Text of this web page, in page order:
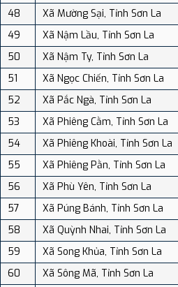
48
Xã Mường Sại, Tỉnh Sơn La
49
Xã Nậm Lầu, Tỉnh Sơn La
50
Xã Nậm Ty, Tỉnh Sơn La
51
Xã Ngọc Chiến, Tỉnh Sơn La
52
Xã Pắc Ngà, Tỉnh Sơn La
53
Xã Phiêng Cằm, Tỉnh Sơn La
54
Xã Phiêng Khoài, Tỉnh Sơn La
55
Xã Phiêng Pằn, Tỉnh Sơn La
56
Xã Phù Yên, Tỉnh Sơn La
57
Xã Púng Bánh, Tỉnh Sơn La
58
Xã Quỳnh Nhai, Tỉnh Sơn La
59
Xã Song Khủa, Tỉnh Sơn La
60
Xã Sông Mã, Tỉnh Sơn La